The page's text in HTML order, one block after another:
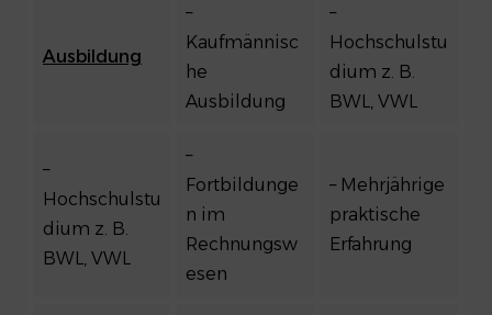
Ausbildung
–
Kaufmännisc
he
Ausbildung
–
Hochschulstu
dium z. B.
BWL, VWL
–
Hochschulstu
dium z. B.
BWL, VWL
–
Fortbildunge
n im
Rechnungsw
esen
– Mehrjährige
praktische
Erfahrung